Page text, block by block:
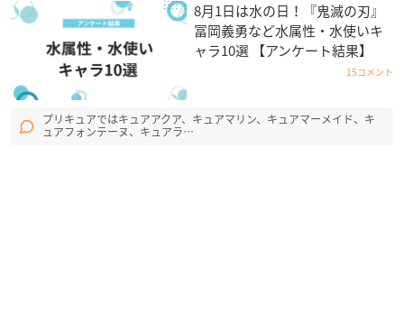
8月1日は水の日！『鬼滅の刃』
冨岡義勇など水属性・水使いキ
ャラ10選 【アンケート結果】
15コメント
プリキュアではキュアアクア、キュアマリン、キュアマーメイド、キ
ュアフォンテーヌ、キュアラ…